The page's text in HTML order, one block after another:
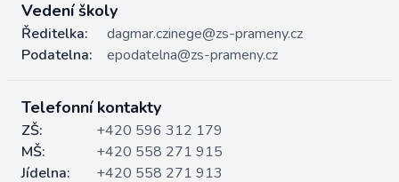
Vedení školy
Ředitelka:
dagmar.czinege@zs-prameny.cz
Podatelna:
epodatelna@zs-prameny.cz
Telefonní kontakty
ZŠ:
+420 596 312 179
MŠ:
+420 558 271 915
Jídelna:
+420 558 271 913